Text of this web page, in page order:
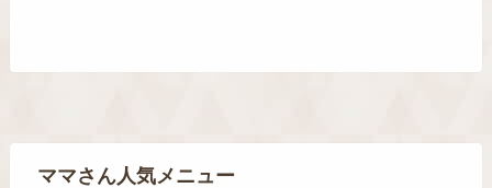
ママさん人気メニュー